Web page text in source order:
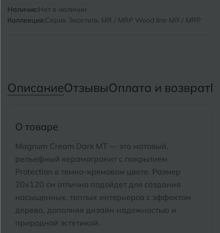
Наличие:Нет в наличии
Коллекция:Серия Экостиль MR / MRP Wood line MR / MRP
ОписаниеОтзывыОплата и возврат
О товаре
Magnum Cream Dark MT — это матовый,
рельефный керамогранит с покрытием
Protection в темно-кремовом цвете. Размер
20x120 см отлично подойдет для создания
насыщенных, теплых интерьеров с эффектом
дерева, дополняя дизайн надежностью и
природной эстетикой.
Екатеринбург
Иваново
Ижевск
Казань
Кемерово
Тимашевск
Томск
Тула